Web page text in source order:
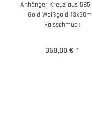
Anhänger Kreuz aus 585
Gold Weißgold
Halsschmuck
368,00 € *